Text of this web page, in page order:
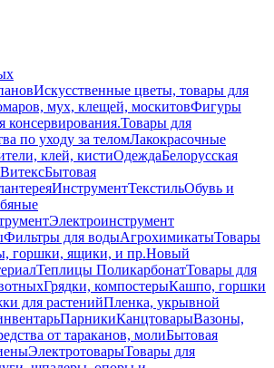
Искусственные цветы, товары для
мух, клещей, москитовФигуры
консервирования.Товары для
по уходу за теломЛакокрасочные
клей, кистиОдеждаБелорусская
Бытовая
ИнструментТекстильОбувь и
Электроинструмент
Фильтры для водыАгрохимикатыТовары
горшки, ящики, и пр.Новый
Теплицы ПоликарбонатТовары для
Грядки, компостерыКашпо, горшки
для растенийПленка, укрывной
ПарникиКанцтоварыВазоны,
от тараканов, молиБытовая
ЭлектротоварыТовары для